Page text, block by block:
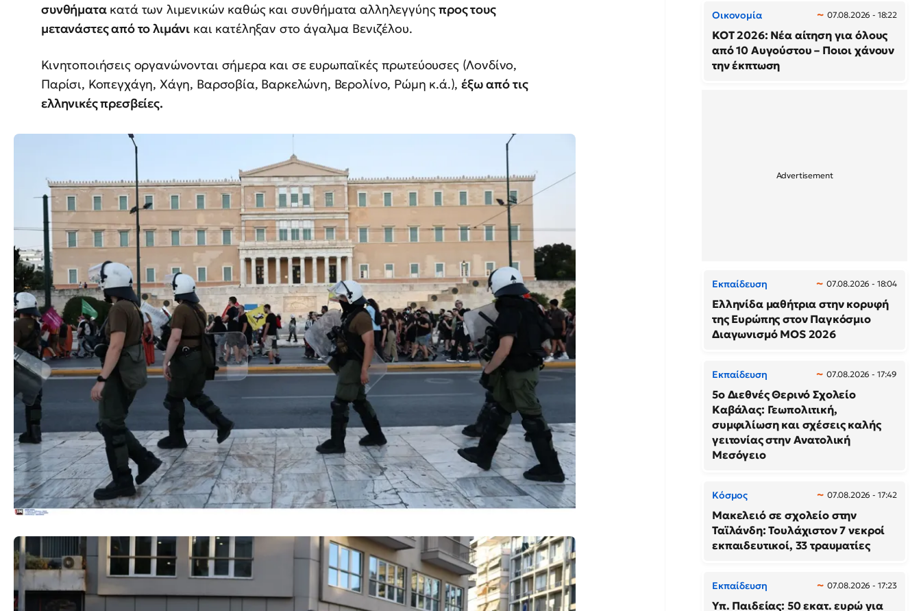
συνθήματακατά των λιμενικών καθώς και συνθήματα αλληλεγγύηςπρος τους
μετανάστες από το λιμάνι και κατέληξαν στο άγαλμα Βενιζέλου.
Κινητοποιήσεις οργανώνονται σήμερα και σε ευρωπαϊκές πρωτεύουσες (Λονδίνο,
Παρίσι, Κοπεγχάγη, Χάγη, Βαρσοβία, Βαρκελώνη, Βερολίνο, Ρώμη κ.ά.),έξω από τις
ελληνικές πρεσβείες.
Οικονομία 07.08.2026 - 18:22
ΚΟΤ 2026: Νέα αίτηση για όλους
από 10 Αυγούστου – Ποιοι χάνουν
την έκπτωση
Εκπαίδευση 07.08.2026 - 18:04
Ελληνίδα μαθήτρια στην κορυφή
της Ευρώπης στον Παγκόσμιο
Διαγωνισμό MOS 2026
Εκπαίδευση 07.08.2026 - 17:49
5ο Διεθνές Θερινό Σχολείο
Καβάλας: Γεωπολιτική,
συμφιλίωση και σχέσεις καλής
γειτονίας στην Ανατολική
Μεσόγειο
Κόσμος 07.08.2026 - 17:42
Μακελειό σε σχολείο στην
Ταϊλάνδη: Τουλάχιστον 7 νεκροί
εκπαιδευτικοί, 33 τραυματίες
Εκπαίδευση 07.08.2026 - 17:23
Υπ. Παιδείας: 50 εκατ. ευρώ για